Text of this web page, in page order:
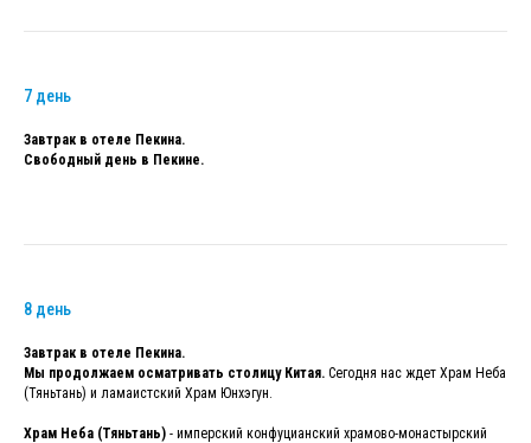
7 день
Завтрак в отеле Пекина.
Свободный день в Пекине.
8 день
Завтрак в отеле Пекина.
Мы продолжаем осматривать столицу Китая. Сегодня нас ждет Храм Неба
(Тяньтань) и ламаистский Храм Юнхэгун.
Храм Неба (Тяньтань) - имперский конфуцианский храмово-монастырский